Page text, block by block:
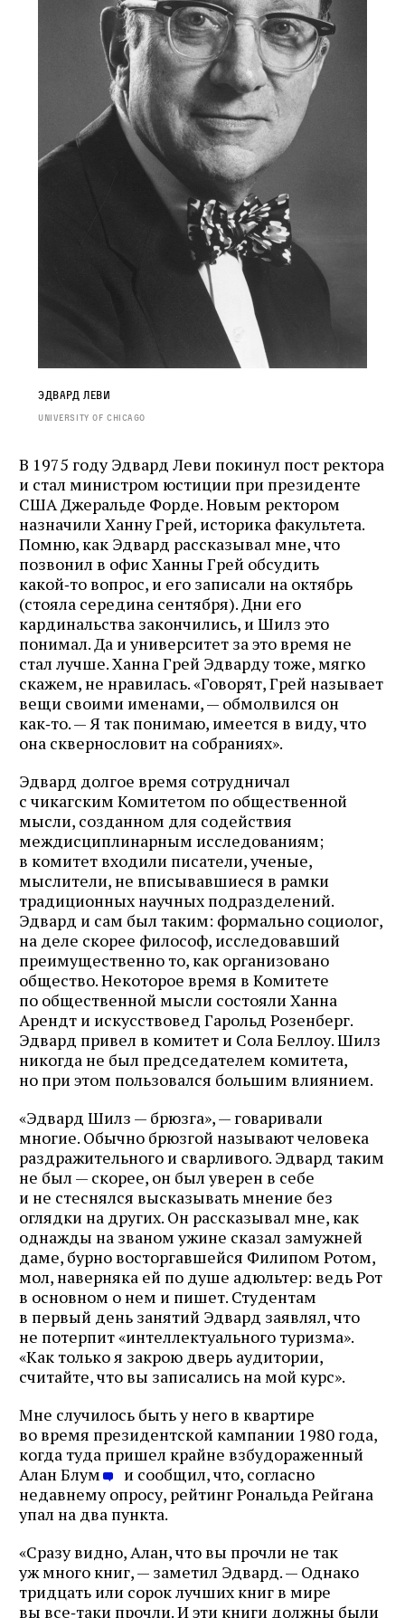
Эдвард Леви
University of Chicago
В 1975 году Эдвард Леви покинул пост ректора
и стал министром юстиции при президенте
США Джеральде Форде. Новым ректором
назначили Ханну Грей, историка факультета.
Помню, как Эдвард рассказывал мне, что
позвонил в офис Ханны Грей обсудить
какой‑то вопрос, и его записали на октябрь
(стояла середина сентября). Дни его
кардинальства закончились, и Шилз это
понимал. Да и университет за это время не
стал лучше. Ханна Грей Эдварду тоже, мягко
скажем, не нравилась. «Говорят, Грей называет
вещи своими именами, — обмолвился он
как‑то. — Я так понимаю, имеется в виду, что
она сквернословит на собраниях».
Эдвард долгое время сотрудничал
с чикагским Комитетом по общественной
мысли, созданном для содействия
междисциплинарным исследованиям;
в комитет входили писатели, ученые,
мыслители, не вписывавшиеся в рамки
традиционных научных подразделений.
Эдвард и сам был таким: формально социолог,
на деле скорее философ, исследовавший
преимущественно то, как организовано
общество. Некоторое время в Комитете
по общественной мысли состояли Ханна
Арендт и искусствовед Гарольд Розенберг.
Эдвард привел в комитет и Сола Беллоу. Шилз
никогда не был председателем комитета,
но при этом пользовался большим влиянием.
«Эдвард Шилз — брюзга», — говаривали
многие. Обычно брюзгой называют человека
раздражительного и сварливого. Эдвард таким
не был — скорее, он был уверен в себе
и не стеснялся высказывать мнение без
оглядки на других. Он рассказывал мне, как
однажды на званом ужине сказал замужней
даме, бурно восторгавшейся Филипом Ротом,
мол, наверняка ей по душе адюльтер: ведь Рот
в основном о нем и пишет. Студентам
в первый день занятий Эдвард заявлял, что
не потерпит «интеллектуального туризма».
«Как только я закрою дверь аудитории,
считайте, что вы записались на мой курс».
Мне случилось быть у него в квартире
во время президентской кампании 1980 года,
когда туда пришел крайне взбудораженный
Алан Блум
и сообщил, что, согласно
недавнему опросу, рейтинг Рональда Рейгана
упал на два пункта.
«Сразу видно, Алан, что вы прочли не так
уж много книг, — заметил Эдвард. — Однако
тридцать или сорок лучших книг в мире
вы все‑таки прочли. И эти книги должны были
Журнал ЛЕХАИМ в вашем
email
Подпишитесь на рассылку журнала ЛЕХАИМ и получайте
самые интересные публикации с сайта по электронной